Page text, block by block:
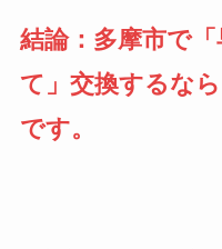
結論：多摩市で
て」交換するな
です。